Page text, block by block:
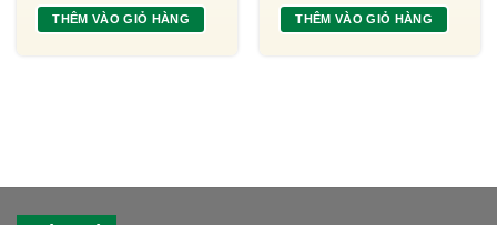
THÊM VÀO GIỎ HÀNG THÊM VÀO GIỎ HÀNG